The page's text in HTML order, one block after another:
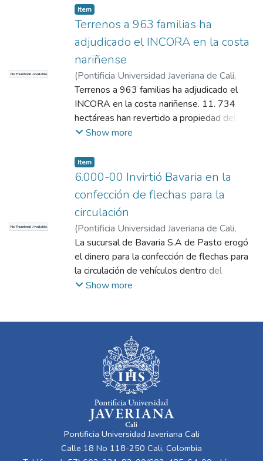
la biblioteca que se viene adelantado con
éxito. Exalta la función de la biblioteca,
iniciativa de Puyana, y que servirá para el
adelanto y progreso intelectual de las
clases menos favorecidas.
No Thumbnail Available
Item
Terrenos a 963 familias ha
adjudicado el INCORA en la costa
nariñense
(Pontificia Universidad Javeriana de Cali,
2017)COMHISTORIA
Terrenos a 963 familias ha adjudicado el
INCORA en la costa nariñense. 11. 734
hectáreas han revertido a propiedad del
estado por inexplotación. Síntesis de las
Informa que en 5 años de labores el incora
ha adjudicado parcelas de diferentes
extensión a 963 familias de campesinos y
pequeños propietarios a los que ha ubicado
en terrenos que anteriormente estaban
escriturados a favor de particulares
ausentistas, que perdieran el derecho de
dominio por inexplotación de los
correspondientes fundos.
Show more
No Thumbnail Available
Item
6.000-00 Invirtió Bavaria en la
confección de flechas para la
circulación
(Pontificia Universidad Javeriana de Cali,
2017)COMHISTORIA
La sucursal de Bavaria S.A de Pasto erogó
el dinero para la confección de flechas para
la circulación de vehículos dentro del
perímetro urbano, lo mismo que paraderos
Show more
Pontificia Universidad Javeriana Cali
Calle 18 No 118-250 Cali, Colombia